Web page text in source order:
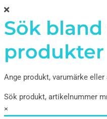
Sök bland
produkter
Ange produkt, varumärke
Sök produkt, artikelnummer
×